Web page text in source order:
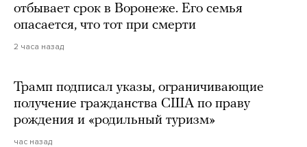
отбывает срок в Воронеже. Его семья
опасается, что тот при смерти
2 часа назад
Трамп подписал указы, ограничивающие
получение гражданства США по праву
рождения и «родильный туризм»
час назад